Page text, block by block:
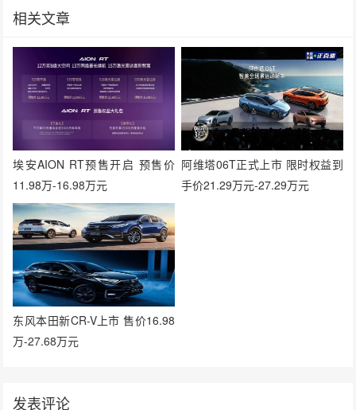
相关文章
埃安AION RT预售开启 预售价
11.98万-16.98万元
阿维塔06T正式上市 限时权益到
手价21.29万元-27.29万元
东风本田新CR-V上市 售价16.98
万-27.68万元
发表评论